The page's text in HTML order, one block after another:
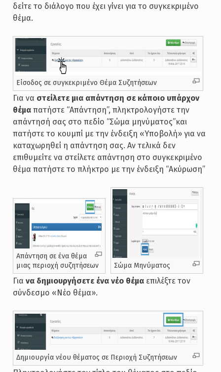
δείτε το διάλογο που έχει γίνει για το συγκεκριμένο
θέμα.
Είσοδος σε συγκεκριμένo Θέμα Συζητήσεων
Για να στείλετε μια απάντηση σε κάποιο υπάρχον
θέμαπατήστε “Απάντηση”, πληκτρολογήστε την
απάντησή σας στο πεδίο “Σώμα μηνύματος”και
πατήστε το κουμπί με την ένδειξη «Υποβολή» για να
καταχωρηθεί η απάντηση σας. Αν τελικά δεν
επιθυμείτε να στείλετε απάντηση στο συγκεκριμένο
θέμα πατήστε το πλήκτρο με την ένδειξη “Ακύρωση”
Απάντηση σε ένα θέμα
μιας περιοχή συζητήσεων
Σώμα Μηνύματος
Για να δημιουργήσετε ένα νέο θέμαεπιλέξτε τον
σύνδεσμο «Νέο θέμα».
Δημιουργία νέου θέματος σε Περιοχή Συζητήσεων